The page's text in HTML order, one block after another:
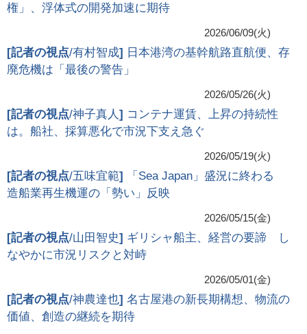
権」、浮体式の開発加速に期待
2026/06/09(火)
[記者の視点/有村智成] 日本港湾の基幹航路直航便、存
廃危機は「最後の警告」
2026/05/26(火)
[記者の視点/神子真人 ] コンテナ運賃、上昇の持続性
は。船社、採算悪化で市況下支え急ぐ
2026/05/19(火)
[記者の視点/五味宜範]
「Sea Japan」盛況に終わる
造船業再生機運の「勢い」反映
2026/05/15(金)
[記者の視点/山田智史] ギリシャ船主、経営の要諦 し
なやかに市況リスクと対峙
2026/05/01(金)
[記者の視点/神農達也] 名古屋港の新長期構想、物流の
価値、創造の継続を期待